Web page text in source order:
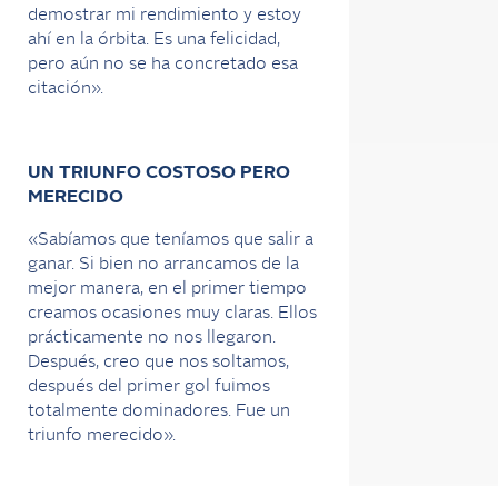
demostrar mi rendimiento y estoy
ahí en la órbita. Es una felicidad,
pero aún no se ha concretado esa
citación».
UN TRIUNFO COSTOSO PERO
MERECIDO
«Sabíamos que teníamos que salir a
ganar. Si bien no arrancamos de la
mejor manera, en el primer tiempo
creamos ocasiones muy claras. Ellos
prácticamente no nos llegaron.
Después, creo que nos soltamos,
después del primer gol fuimos
totalmente dominadores. Fue un
triunfo merecido».